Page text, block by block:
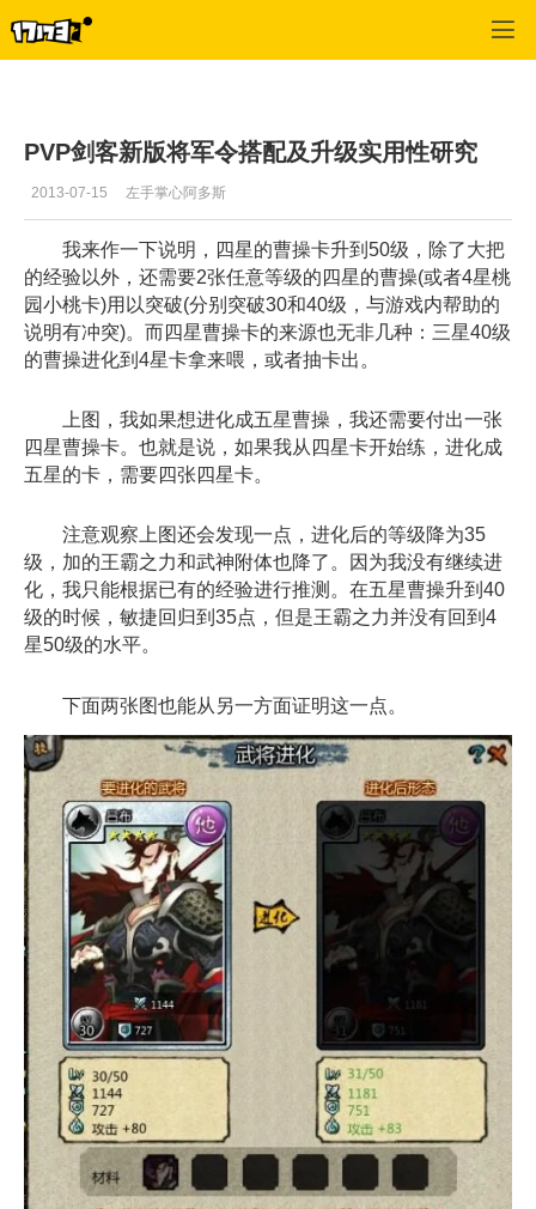
PVP剑客新版将军令搭配及升级实用性研究
2013-07-15 左手掌心阿多斯
我来作一下说明，四星的曹操卡升到50级，除了大把
的经验以外，还需要2张任意等级的四星的曹操(或者4星桃
园小桃卡)用以突破(分别突破30和40级，与游戏内帮助的
说明有冲突)。而四星曹操卡的来源也无非几种：三星40级
的曹操进化到4星卡拿来喂，或者抽卡出。
上图，我如果想进化成五星曹操，我还需要付出一张
四星曹操卡。也就是说，如果我从四星卡开始练，进化成
五星的卡，需要四张四星卡。
注意观察上图还会发现一点，进化后的等级降为35
级，加的王霸之力和武神附体也降了。因为我没有继续进
化，我只能根据已有的经验进行推测。在五星曹操升到40
级的时候，敏捷回归到35点，但是王霸之力并没有回到4
星50级的水平。
下面两张图也能从另一方面证明这一点。